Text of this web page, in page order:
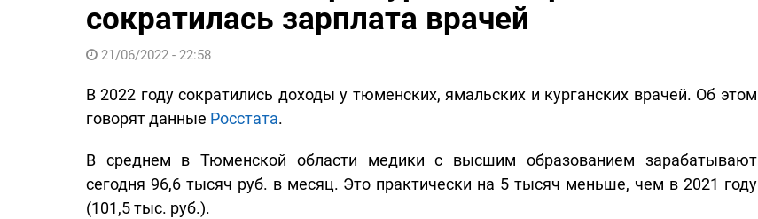
сократилась зарплата врачей
21/06/2022 - 22:58
В 2022 году сократились доходы у тюменских, ямальских и курганских врачей. Об этом
говорят данные Росстата.
В среднем в Тюменской области медики с высшим образованием зарабатывают
сегодня 96,6 тысяч руб. в месяц. Это практически на 5 тысяч меньше, чем в 2021 году
(101,5 тыс. руб.).